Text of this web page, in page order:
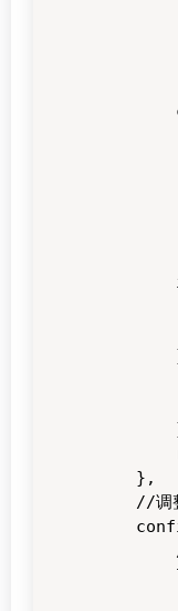
    },
//